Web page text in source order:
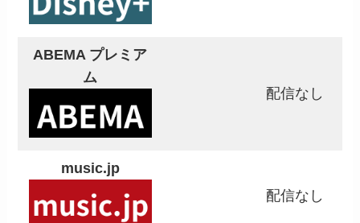
ABEMA プレミア
ム
配信なし
music.jp
配信なし